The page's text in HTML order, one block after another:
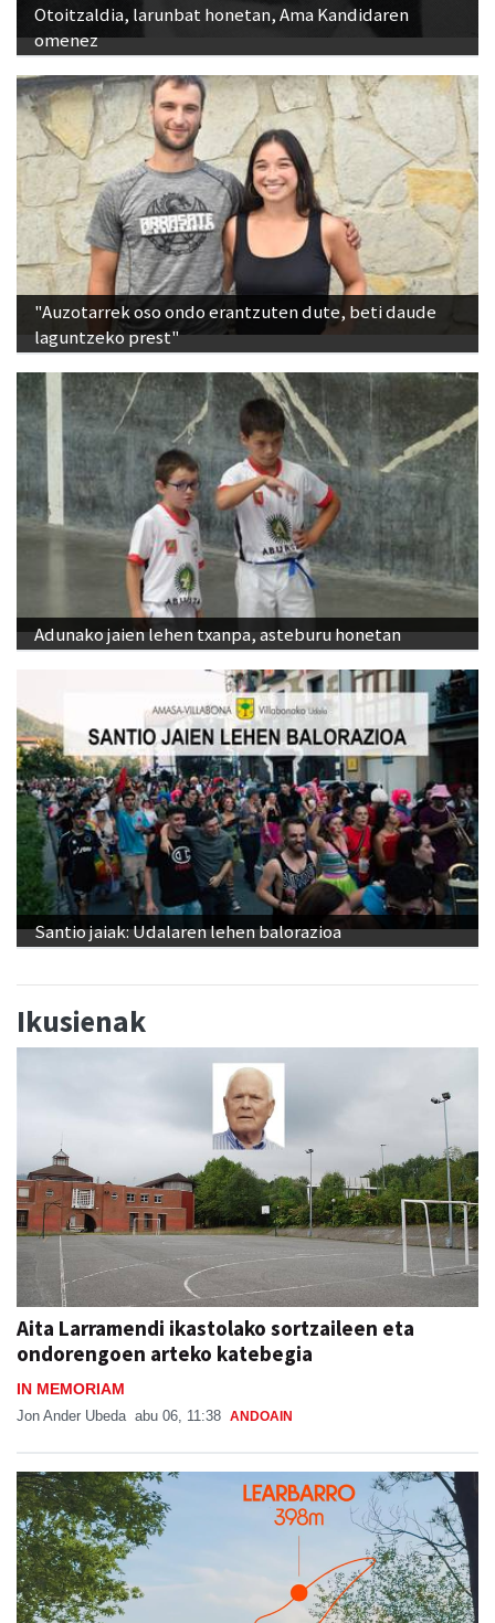
Otoitzaldia, larunbat honetan, Ama Kandidaren
omenez
"Auzotarrek oso ondo erantzuten dute, beti daude
laguntzeko prest"
Adunako jaien lehen txanpa, asteburu honetan
Santio jaiak: Udalaren lehen balorazioa
Ikusienak
Aita Larramendi ikastolako sortzaileen eta
ondorengoen arteko katebegia
IN MEMORIAM
Jon Ander Ubeda abu 06, 11:38 ANDOAIN